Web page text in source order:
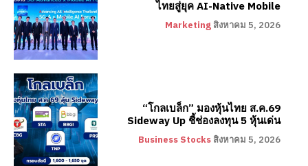
ไทยสู่ยุค AI-Native Mobile
Marketing สิงหาคม 5, 2026
“โกลเบล็ก” มองหุ้นไทย ส.ค.69
Sideway Up ชี้ช่องลงทุน 5 หุ้นเด่น
Business Stocks สิงหาคม 5, 2026